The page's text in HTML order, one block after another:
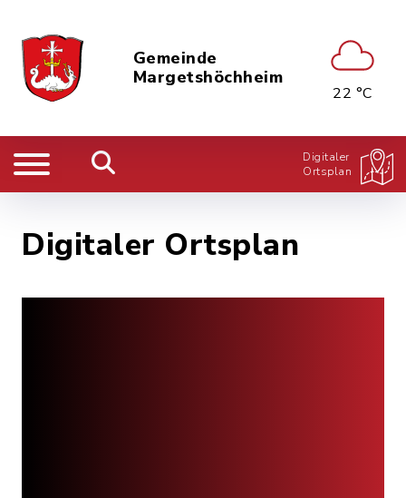
Gemeinde
Margetshöchheim
22 °C
Digitaler
Ortsplan
Digitaler Ortsplan